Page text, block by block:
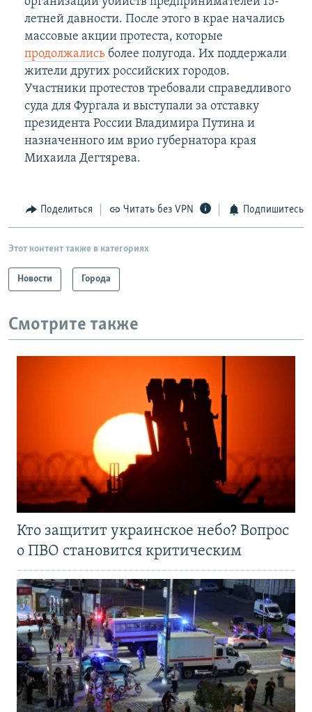
летней давности. После этого в крае начались
массовые акции протеста, которые
продолжалисьболее полугода. Их поддержали
жители других российских городов.
Участники протестов требовали справедливого
суда для Фургала и выступали за отставку
президента России Владимира Путина и
назначенного им врио губернатора края
Михаила Дегтярева.
Поделиться Читать без VPN Подпишитесь
Этот контент также в категориях
Новости Города
Смотрите также
Кто защитит украинское небо? Вопрос
о ПВО становится критическим